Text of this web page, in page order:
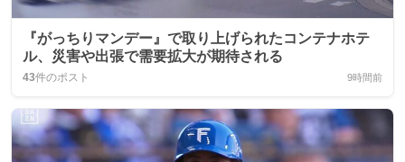
『がっちりマンデー』で取り上げられたコンテナホテ
ル、災害や出張で需要拡大が期待される
43件のポスト 9時間前